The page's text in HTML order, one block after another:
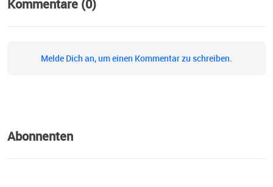
Kommentare (0)
Melde Dich an, um einen Kommentar zu schreiben.
Abonnenten